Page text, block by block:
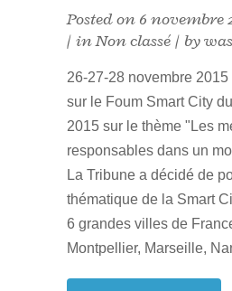
Posted on 6 novembre
inNon classé by
26-27-28 novembre
sur le Foum Smart City
2015 sur le thème "Les
responsables dans un
La Tribune a décidé de
thématique de la Smart
6 grandes villes de
Montpellier, Marseille,